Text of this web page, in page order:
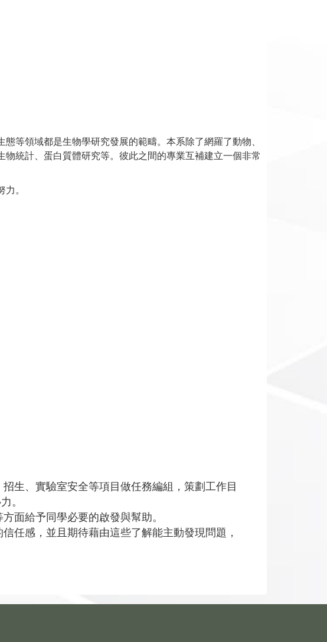
領域都是生物學研究發展的範疇。本系除了網羅了動物、
統計、蛋白質體研究等。彼此之間的專業互補建立一個非常
。
生、實驗室安全等項目做任務編組，策劃工作目
。
面給予同學必要的啟發與幫助。
任感，並且期待藉由這些了解能主動發現問題，